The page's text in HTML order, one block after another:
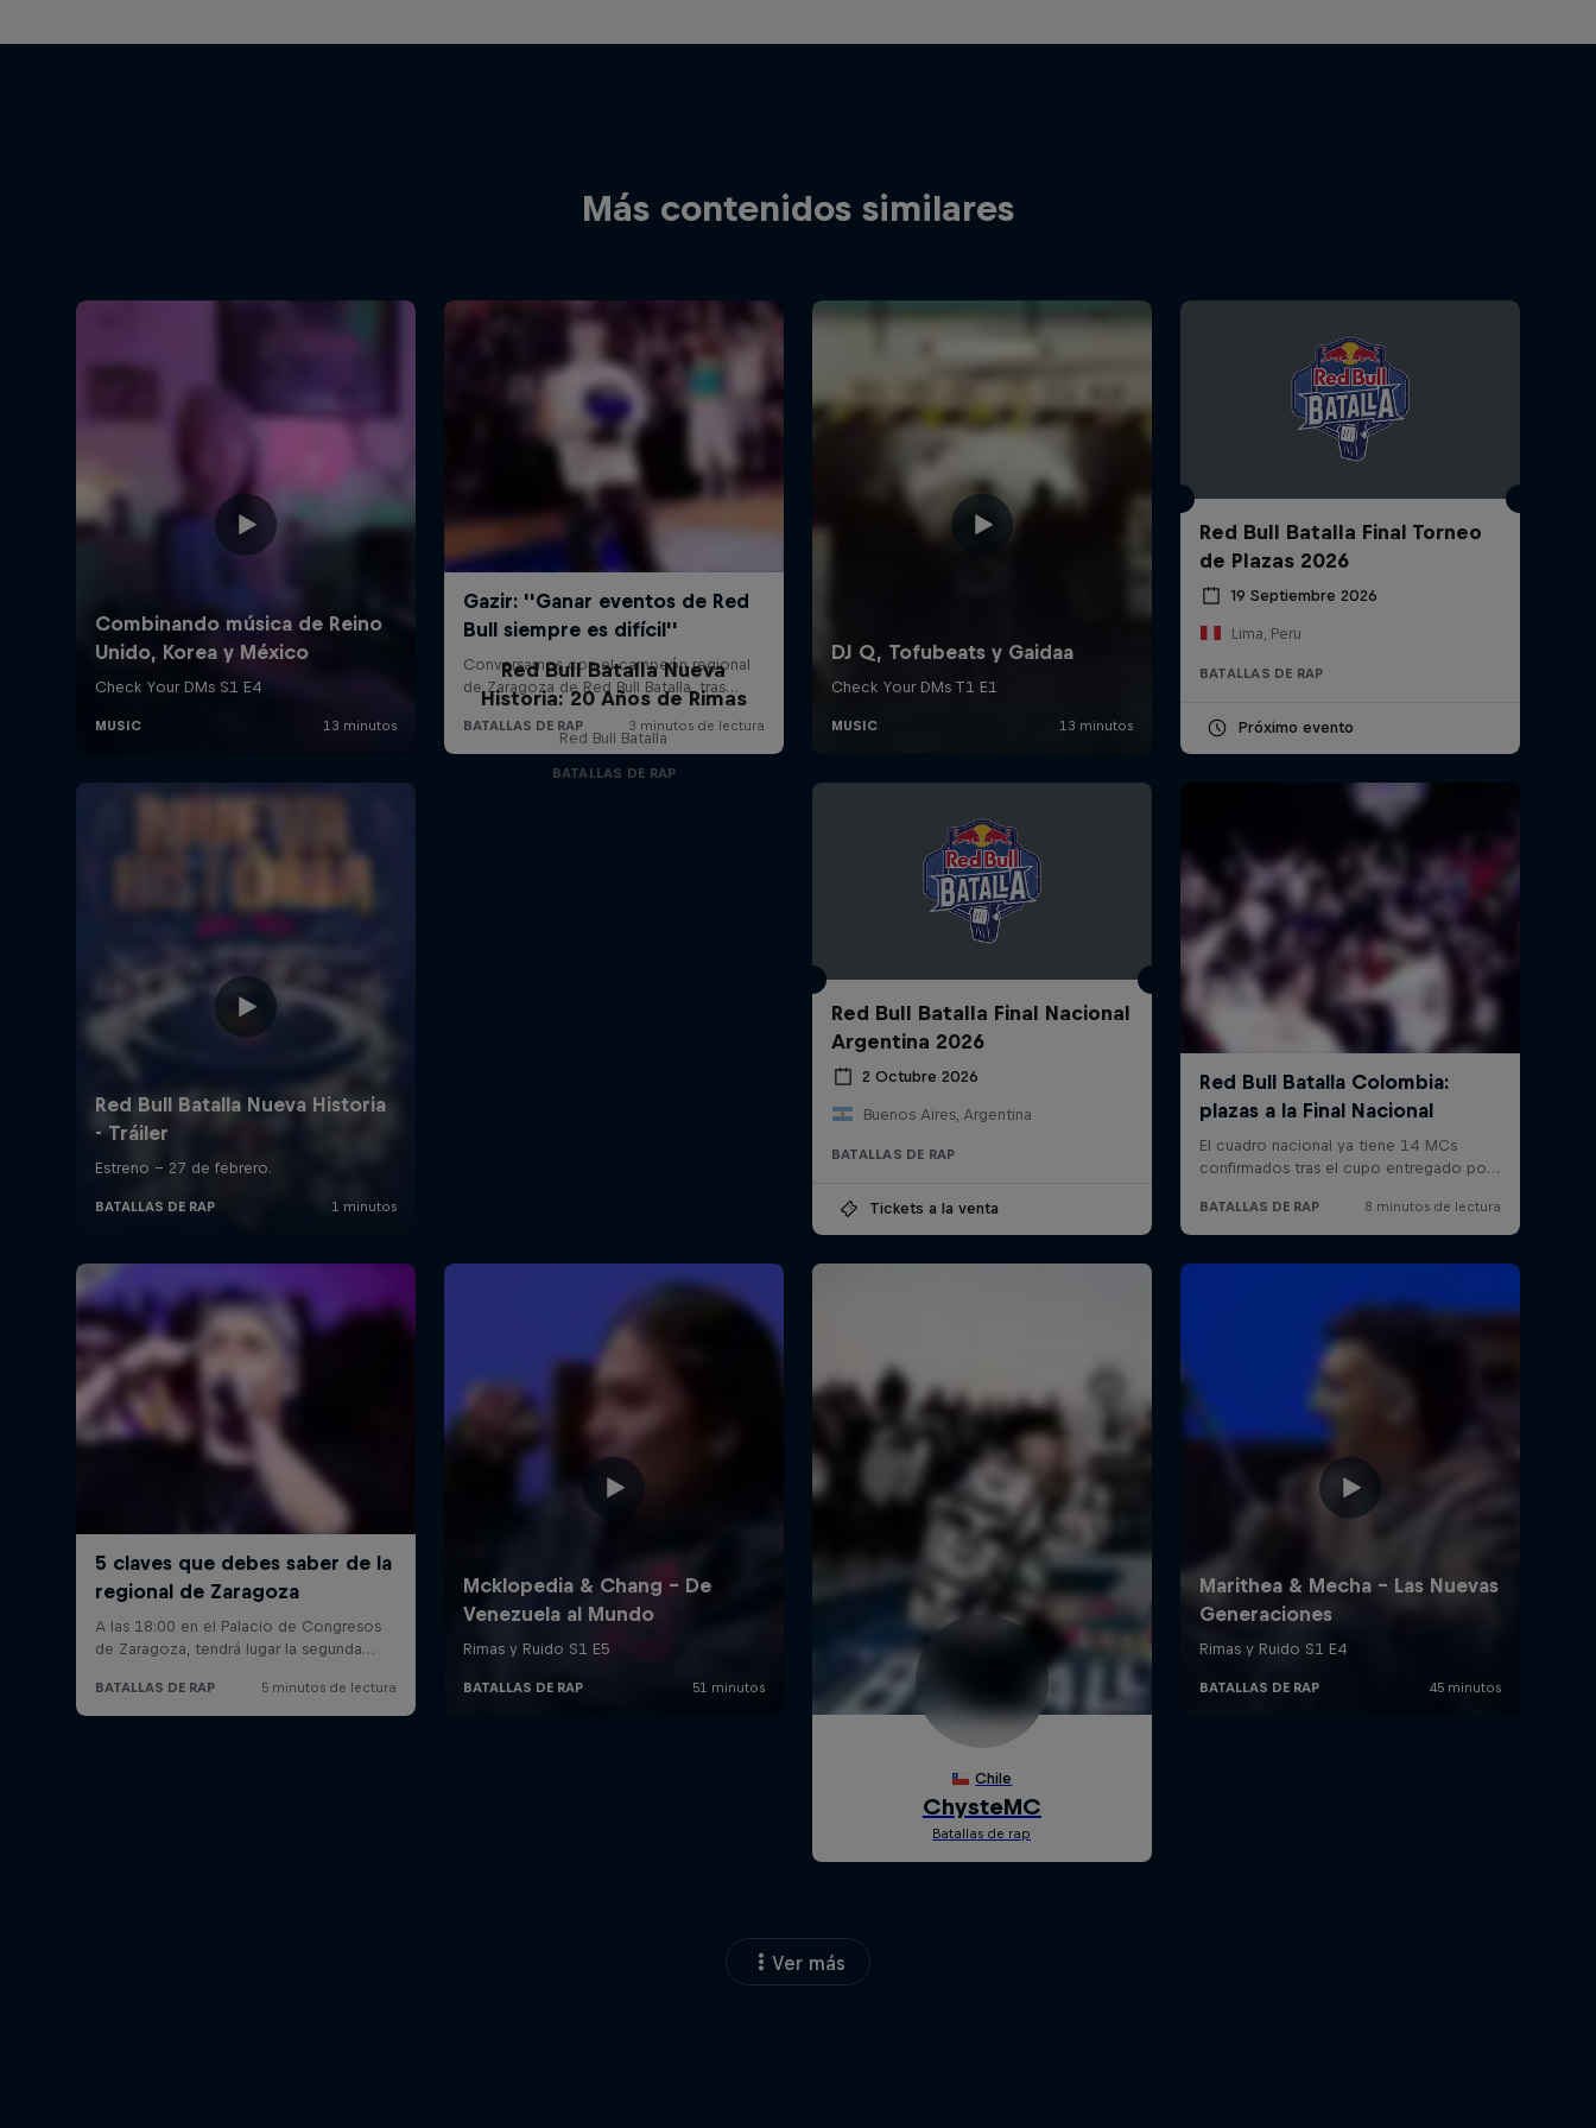
Más contenidos similares
Red Bull Batalla Final Torneo
de Plazas 2026
19 Septiembre 2026
Lima, Peru
BATALLAS DE RAP
Próximo evento
Red Bull Batalla Nueva
Historia: 20 Años de Rimas
Red Bull Batalla
BATALLAS DE RAP
Red Bull Batalla Final Nacional
Argentina 2026
2 Octubre 2026
Buenos Aires, Argentina
BATALLAS DE RAP
Tickets a la venta
Ver más